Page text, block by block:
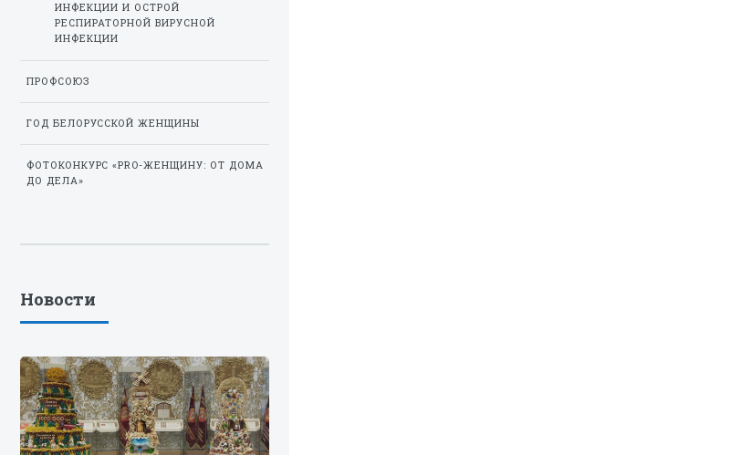
ИНФЕКЦИИ И ОСТРОЙ
РЕСПИРАТОРНОЙ ВИРУСНОЙ
ИНФЕКЦИИ
ПРОФСОЮЗ
ГОД БЕЛОРУССКОЙ ЖЕНЩИНЫ
ФОТОКОНКУРС «PRO-ЖЕНЩИНУ: ОТ ДОМА
ДО ДЕЛА»
Новости